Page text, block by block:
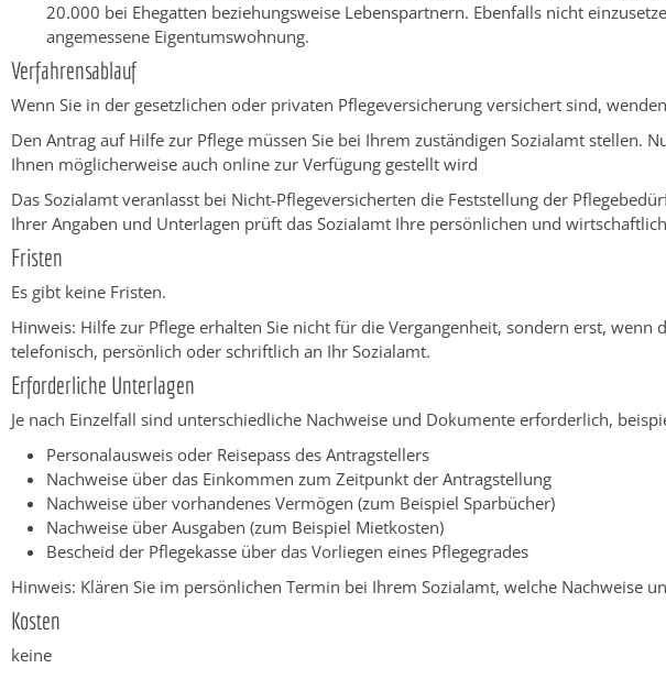
20.000 bei Ehegatten beziehungsweise Lebenspartnern. Ebenfalls nicht
angemessene Eigentumswohnung.
Verfahrensablauf
Wenn Sie in der gesetzlichen oder privaten Pflegeversicherung versichert sind,
Den Antrag auf Hilfe zur Pflege müssen Sie bei Ihrem zuständigen Sozialamt stellen.
Ihnen möglicherweise auch online zur Verfügung gestellt wird
Das Sozialamt veranlasst bei Nicht-Pflegeversicherten die Feststellung der
Ihrer Angaben und Unterlagen prüft das Sozialamt Ihre persönlichen und
Fristen
Es gibt keine Fristen.
Hinweis: Hilfe zur Pflege erhalten Sie nicht für die Vergangenheit, sondern erst,
telefonisch, persönlich oder schriftlich an Ihr Sozialamt.
Erforderliche Unterlagen
Je nach Einzelfall sind unterschiedliche Nachweise und Dokumente erforderlich,
Personalausweis oder Reisepass des Antragstellers
Nachweise über das Einkommen zum Zeitpunkt der Antragstellung
Nachweise über vorhandenes Vermögen (zum Beispiel Sparbücher)
Nachweise über Ausgaben (zum Beispiel Mietkosten)
Bescheid der Pflegekasse über das Vorliegen eines Pflegegrades
Hinweis: Klären Sie im persönlichen Termin bei Ihrem Sozialamt, welche Nachweise
Kosten
keine